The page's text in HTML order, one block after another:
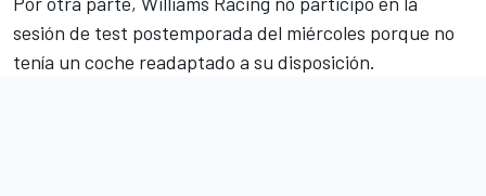
sesión de test postemporada del miércoles porque no
tenía un coche readaptado a su disposición.